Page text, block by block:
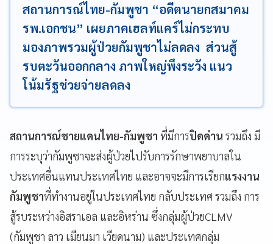
สถานการณ์ไทย-กัมพูชา “อดีตนายกสมาคม
รพ.เอกชน” เผยภาคเฮลท์แคร์ไม่กระทบ
มองภาพรวมผู้ป่วยกัมพูชาไม่ลดลง ส่วนสู้
รบตะวันออกกลาง ภาพใหญ่พึงระวัง แนว
โน้มรัฐช่วยจ่ายลดลง
สถานการณ์ชายแดนไทย-กัมพูชา ที่มีการปิดด่าน รวมถึง มี
การระบุว่ากัมพูชาจะส่งผู้ป่วยไปรับการรักษาพยาบาลใน
ประเทศอื่นแทนประเทศไทย และอาจจะมีการเรียกแรงงาน
กัมพูชาที่ทำงานอยู่ในประเทศไทย กลับประเทศ รวมถึง การ
สู้รบระหว่างอิสราเอล และอิหร่าน ซึ่งกลุ่มผู้ป่วยCLMV
(กัมพูชา ลาว เมียนมา เวียดนาม) และประเทศกลุ่ม